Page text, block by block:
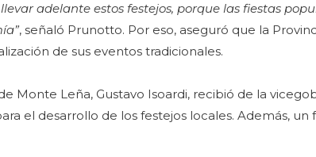
adelante estos festejos, porque las fiestas
, señaló Prunotto. Por eso, aseguró que la
de sus eventos tradicionales.
Monte Leña, Gustavo Isoardi, recibió de la
el desarrollo de los festejos locales. Además,